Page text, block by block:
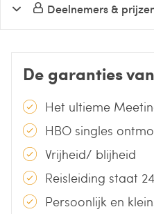
Deelnemers &
De garanties
Het ultieme
HBO singles
Vrijheid/ blijheid
Reisleiding staat
Persoonlijk en